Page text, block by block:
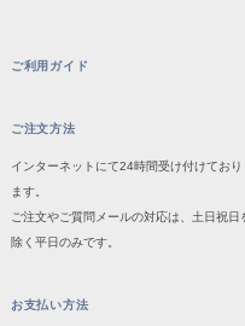
ご利用ガイド
ご注文方法
インターネットにて24時間受け付けており
ます。
ご注文やご質問メールの対応は、土日祝日
除く平日のみです。
お支払い方法